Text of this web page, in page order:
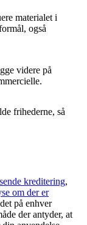
materialet i
også
videre på
frihederne, så
kreditering,
om der er
på enhver
der antyder, at